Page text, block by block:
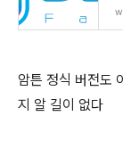
암튼 정식 버전도
지 알 길이 없다